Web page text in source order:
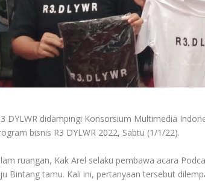
DYLWR didampingi Konsorsium Multimedia
bisnis R3 DYLWR 2022, Sabtu (1/1/22).
ruangan, Kak Arel selaku pembawa acara
Bintang tamu. Kali ini, pertanyaan tersebut